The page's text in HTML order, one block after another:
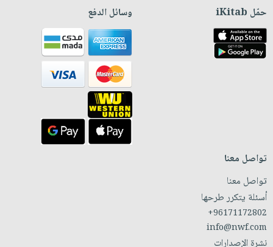
حمّل iKitab وسائل الدفع
تواصل معنا
تواصل معنا
أسئلة يتكرر طرحها
+96171172802
info@nwf.com
نشرة الإصدارات